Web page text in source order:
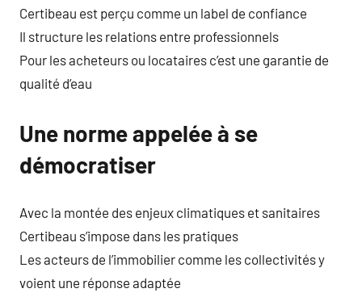
Certibeau est perçu comme un label de confiance
Il structure les relations entre professionnels
Pour les acheteurs ou locataires c’est une garantie de
qualité d’eau
Une norme appelée à se
démocratiser
Avec la montée des enjeux climatiques et sanitaires
Certibeau s’impose dans les pratiques
Les acteurs de l’immobilier comme les collectivités y
voient une réponse adaptée